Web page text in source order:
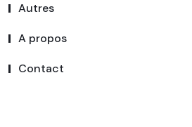
Autres
A propos
Contact